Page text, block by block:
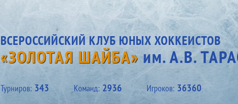
ВСЕРОССИЙСКИЙ КЛУБ ЮНЫХ ХОККЕИСТОВ
«ЗОЛОТАЯ ШАЙБА»им. А.В.
Турниров: 343 Kоманд: 2936 Игроков: 36360